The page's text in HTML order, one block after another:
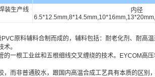
装生产线
内径
原料辅料合制而成的，辅料包括：耐老化剂、耐高
。
的一根工业丝和五根细线交叉缠绕的技术。EYCOM高
而非普通胶水，跟国内高温合成工艺具有本质的区别，